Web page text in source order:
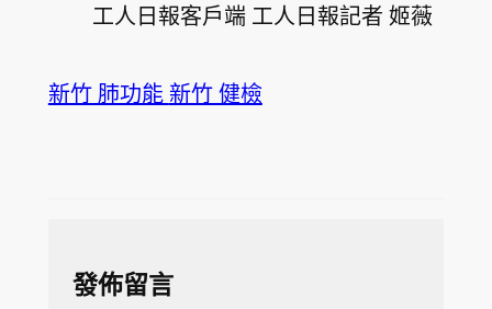
工人日報客戶端 工人日報記者 姬薇
新竹 肺功能 新竹 健檢
發佈留言